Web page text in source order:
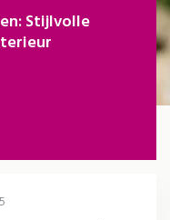
Stijlvolle